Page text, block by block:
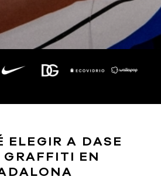
ELEGIR A DASE
GRAFFITI EN